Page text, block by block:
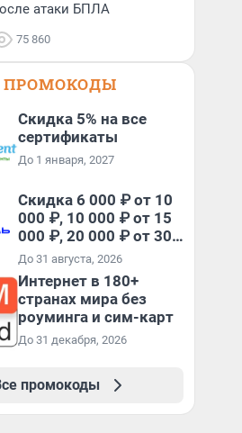
атаки БПЛА
75 860
ПРОМОКОДЫ
Скидка 5% на все
сертификаты
До 1 января, 2027
Скидка 6 000 ₽ от 10
000 ₽, 10 000 ₽ от 15
000 ₽, 20 000 ₽ от 30
000 ₽ и 35 000 ₽ от 50
000 ₽ на первый и все
повторные заказы по
промокоду НАБЕРИ
До 31 августа, 2026
Интернет в 180+
странах мира без
роуминга и сим-карт
До 31 декабря, 2026
промокоды